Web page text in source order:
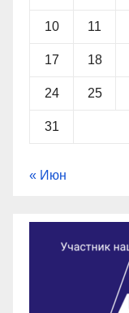
10 11
17 18
24 25
31
« Июн